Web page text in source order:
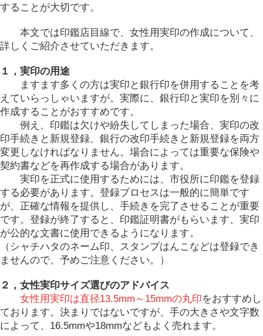
することが大切です。
本文では印鑑店目線で、女性用実印の作成について、
詳しくご紹介させていただきます。
１，実印の用途
ますます多くの方は実印と銀行印を併用することを考
えていらっしゃいますが。実際に、銀行印と実印を別々に
作成することがおすすめです。
例え、印鑑は欠けや紛失してしまった場合、実印の改
印手続きと新規登録、銀行の改印手続きと新規登録を両方
変更しなければなりません。場合によっては重要な保険や
契約書などを再作成する場合があります。
実印を正式に使用するためには、市役所に印鑑を登録
する必要があります。登録プロセスは一般的に簡単です
が、正確な情報を提供し、手続きを完了させることが重要
です。登録が終了すると、印鑑証明書がもらいます、実印
が公的な文書に使用できるようになります。
（シャチハタのネーム印、スタンプはんこなどは登録でき
ませんので、予めご注意ください。）
２，女性実印サイズ選びのアドバイス
女性用実印は直径13.5mm ～ 15mmの丸印をおすすめし
ております。決まりではないですが、手の大きさや文字数
によって、 16.5mmや18mmなどもよく売れます。